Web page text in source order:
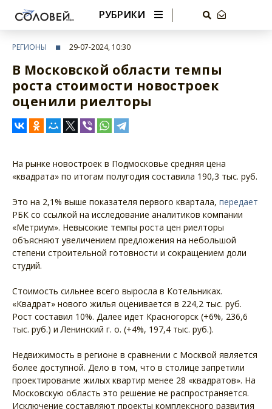
РУБРИКИ
РЕГИОНЫ 29-07-2024, 10:30
В Московской области темпы
роста стоимости новостроек
оценили риелторы
На рынке новостроек в Подмосковье средняя цена
«квадрата» по итогам полугодия составила 190,3 тыс. руб.
Это на 2,1% выше показателя первого квартала, передает
РБК со ссылкой на исследование аналитиков компании
«Метриум». Невысокие темпы роста цен риелторы
объясняют увеличением предложения на небольшой
степени строительной готовности и сокращением доли
студий.
Стоимость сильнее всего выросла в Котельниках.
«Квадрат» нового жилья оценивается в 224,2 тыс. руб.
Рост составил 10%. Далее идет Красногорск (+6%, 236,6
тыс. руб.) и Ленинский г. о. (+4%, 197,4 тыс. руб.).
Недвижимость в регионе в сравнении с Москвой является
более доступной. Дело в том, что в столице запретили
проектирование жилых квартир менее 28 «квадратов». На
Московскую область это решение не распространяется.
Исключение составляют проекты комплексного развития